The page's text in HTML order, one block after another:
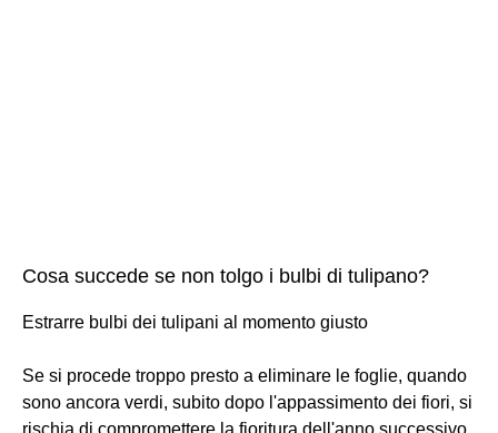
Cosa succede se non tolgo i bulbi di tulipano?
Estrarre bulbi dei tulipani al momento giusto
Se si procede troppo presto a eliminare le foglie, quando
sono ancora verdi, subito dopo l'appassimento dei fiori, si
rischia di compromettere la fioritura dell'anno successivo,